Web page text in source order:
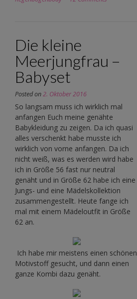
Die kleine
Meerjungfrau –
Babyset
Posted on2. Oktober 2016
So langsam muss ich wirklich mal
anfangen Euch meine genähte
Babykleidung zu zeigen. Da ich quasi
alles verschenkt habe musste ich
wirklich von vorne anfangen. Da ich
nicht weiß, was es werden wird habe
ich in Größe 56 fast nur neutral
genäht und in Größe 62 habe ich eine
Jungs- und eine Mädelskollektion
zusammengestellt. Heute fange ich
mal mit einem Mädeloutfit in Größe
62 an.
Ich habe mir meistens einen schönen
Motivstoff gesucht, und dann einen
ganze Kombi dazu genäht.